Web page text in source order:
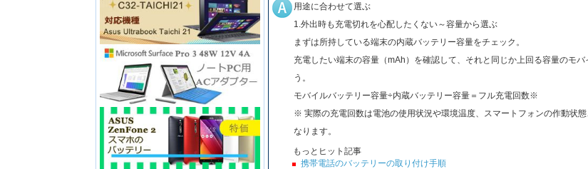
用途に合わせて選ぶ
1.外出時も充電切れを心配したくない～容量から選ぶ
まずは所持している端末の内蔵バッテリー容量をチェック。
充電したい端末の容量（mAh）を確認して、それと同じか上回る容量のモ
う。
モバイルバッテリー容量÷内蔵バッテリー容量＝フル充電回数※
※ 実際の充電回数は電池の使用状況や環境温度、スマートフォンの作動状
なります。
もっとヒット記事
携帯電話のバッテリーの取り付け手順